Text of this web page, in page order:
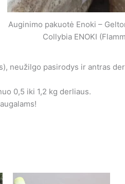
Auginimo pakuotė Enoki –
Collybia ENOKI
neužilgo pasirodys ir antras
0,5 iki 1,2 kg derliaus.
This